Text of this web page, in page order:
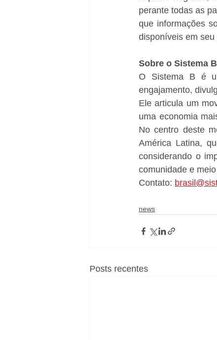
perante todas as
que informações
disponíveis em
Sobre o Sistema B
O Sistema B é
engajamento,
Ele articula um
uma economia
No centro deste
América Latina,
considerando o
comunidade e
Contato:
news
Posts recentes